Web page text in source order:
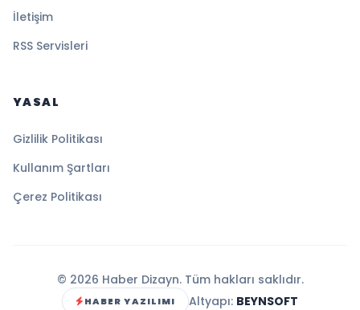
İletişim
RSS Servisleri
YASAL
Gizlilik Politikası
Kullanım Şartları
Çerez Politikası
© 2026 Haber Dizayn. Tüm hakları saklıdır.
HABER YAZILIMI Altyapı: BEYNSOFT